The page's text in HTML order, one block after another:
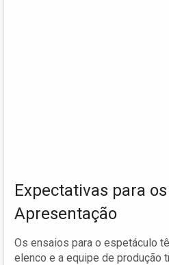
Expectativas para
Apresentação
Os ensaios para o espetáculo
elenco e a equipe de produção